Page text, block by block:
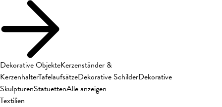
Dekorative ObjekteKerzenständer &
KerzenhalterTafelaufsätzeDekorative SchilderDekorative
SkulpturenStatuettenAlle anzeigen
Textilien